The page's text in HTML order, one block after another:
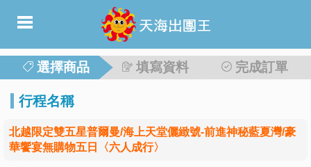
選擇商品 填寫資料 完成訂單
行程名稱
北越限定雙五星普爾曼/海上天堂儷緻號-前進神秘藍夏灣/豪
華饗宴無購物五日〈六人成行〉